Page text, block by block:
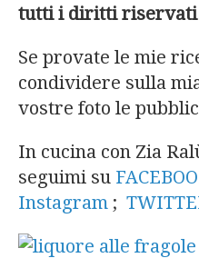
tutti i diritti
Se provate le mie
condividere sulla
vostre foto le
In cucina con Zia
seguimi su
Instagram ;